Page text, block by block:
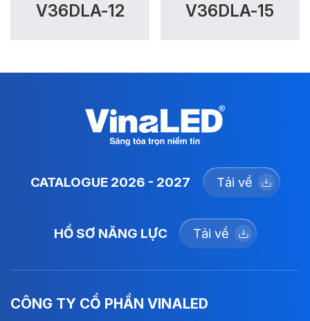
V36DLA-12 V36DLA-15
CATALOGUE 2026 - 2027 Tải về
HỒ SƠ NĂNG LỰC Tải về
CÔNG TY CỔ PHẦN VINALED